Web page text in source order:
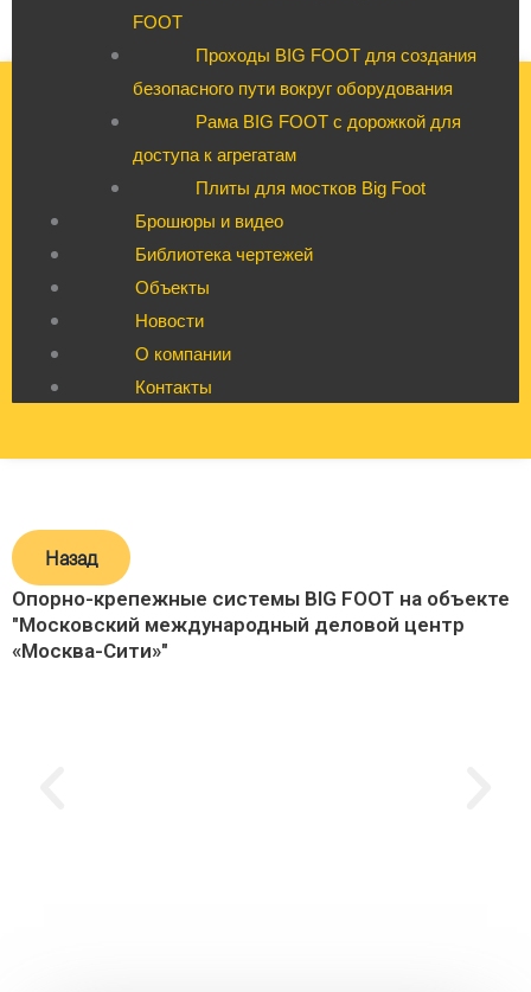
FOOT
Проходы BIG FOOT для создания
безопасного пути вокруг оборудования
Рама BIG FOOT с дорожкой для
доступа к агрегатам
Плиты для мостков Big Foot
Брошюры и видео
Библиотека чертежей
Объекты
Новости
О компании
Контакты
Назад
Опорно-крепежные системы BIG FOOT на объекте
"Московский международный деловой центр
«Москва-Сити»"